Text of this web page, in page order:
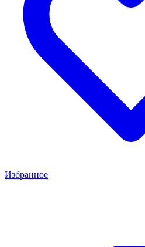
Избранное